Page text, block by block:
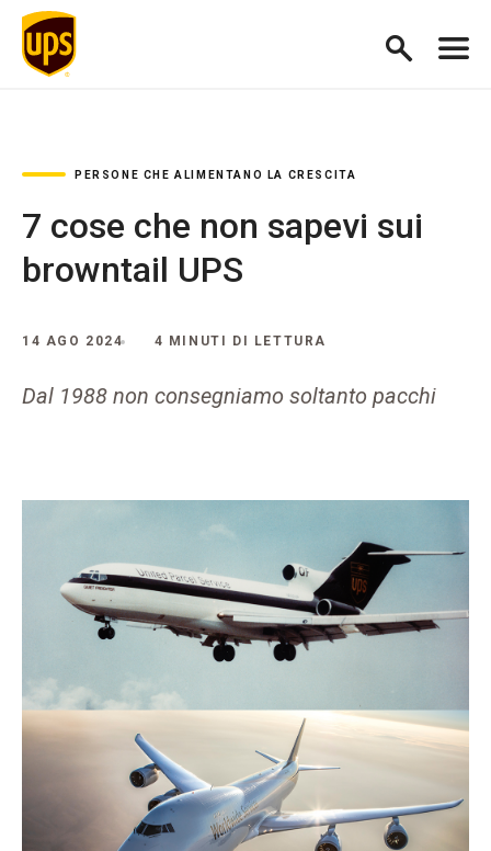
PERSONE CHE ALIMENTANO LA CRESCITA
7 cose che non sapevi sui
browntail UPS
14 AGO 2024 4 MINUTI DI LETTURA
Dal 1988 non consegniamo soltanto pacchi